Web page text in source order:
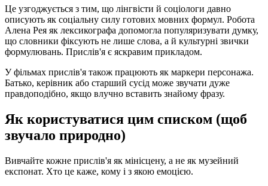
Це узгоджується з тим, що лінгвісти й соціологи давно
описують як соціальну силу готових мовних формул. Робота
Алена Рея як лексикографа допомогла популяризувати думку,
що словники фіксують не лише слова, а й культурні звички
формулювань. Прислів'я є яскравим прикладом.
У фільмах прислів'я також працюють як маркери персонажа.
Батько, керівник або старший сусід може звучати дуже
правдоподібно, якщо влучно вставить знайому фразу.
Як користуватися цим списком (щоб
звучало природно)
Вивчайте кожне прислів'я як мінісцену, а не як музейний
експонат. Хто це каже, кому і з якою емоцією.